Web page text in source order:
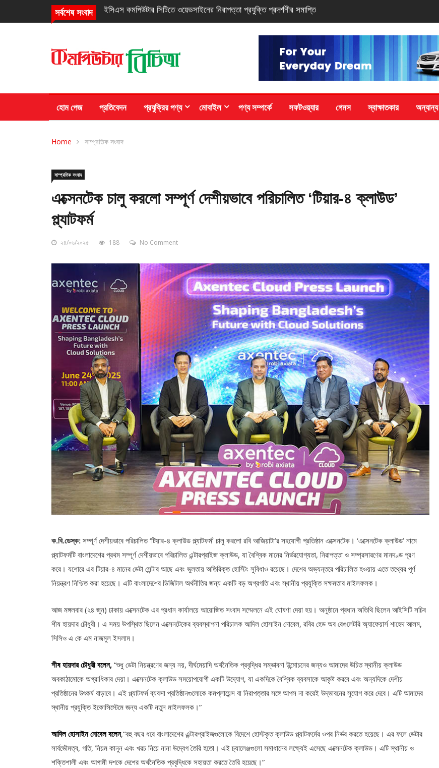
সর্বশেষ সংবাদ নিরবচ্ছিন্ন পাওয়ার নিশ্চিতে রিয়েলমির নতুন সি-সিরিজ স্মার্টফোন
হোম পেজ প্রতিবেদন প্রযুক্রির পণ্য মোবাইল পণ্য সম্পর্কে সফটওয়্যার গেমস স্বাক্ষাতকার অন্যান্য
Home সাম্প্রতিক সংবাদ
সাম্প্রতিক সংবাদ
এক্সেনটেক চালু করলো সম্পূর্ণ দেশীয়ভাবে পরিচালিত ‘টিয়ার-৪ ক্লাউড’
প্ল্যাটফর্ম
২৪/০৬/২০২৫ 188 No Comment
ক.বি.ডেস্ক: সম্পূর্ণ দেশীয়ভাবে পরিচালিত ‘টিয়ার-৪ ক্লাউড প্ল্যাটফর্ম’ চালু করলো রবি আজিয়াটা’র সহযোগী প্রতিষ্ঠান এক্সেনটেক। ‘এক্সেনটেক ক্লাউড’ নামে
প্ল্যাটফর্মটি বাংলাদেশের প্রথম সম্পূর্ণ দেশীয়ভাবে পরিচালিত এন্টারপ্রাইজ ক্লাউড, যা বৈশ্বিক মানের নির্ভরযোগ্যতা, নিরাপত্তা ও সম্প্রসারণের মানদণ্ড পূরণ
করে। যশোরে এর টিয়ার-৪ মানের ডেটা সেন্টার আছে এবং ভুলতায় অতিরিক্ত হোস্টিং সুবিধাও রয়েছে। দেশের অভ্যন্তরে পরিচালিত হওয়ায় এতে তথ্যের পূর্ণ
নিয়ন্ত্রণ নিশ্চিত করা হয়েছে। এটি বাংলাদেশের ডিজিটাল অর্থনীতির জন্য একটি বড় অগ্রগতি এবং স্থানীয় প্রযুক্তি সক্ষমতার মাইলফলক।
আজ মঙ্গলবার (২৪ জুন) ঢাকায় এক্সেনটেক এর প্রধান কার্যালয়ে আয়োজিত সংবাদ সম্মেলনে এই ঘোষণা দেয়া হয়। অনুষ্ঠানে প্রধান অতিথি ছিলেন আইসিটি সচিব
শীষ হায়দার চৌধুরী। এ সময় উপস্থিত ছিলেন এক্সেনটেকের ব্যবস্থাপনা পরিচালক আদিল হোসাইন নোবেল, রবির হেড অব রেগুলেটরি অ্যাফেয়ার্স শাহেদ আলম,
সিসিও এ কে এম নাজমুল ইসলাম।
শীষ হায়দার চৌধুরী বলেন, “শুধু ডেটা নিয়ন্ত্রণের জন্য নয়, দীর্ঘমেয়াদি অর্থনৈতিক প্রবৃদ্ধির সম্ভাবনা উন্মোচনের জন্যও আমাদের উচিত স্থানীয় ক্লাউড
অবকাঠামোকে অগ্রাধিকার দেয়া। এক্সেনটেক ক্লাউড সময়োপযোগী একটি উদ্যোগ, যা একদিকে বৈশ্বিক ব্যবসাকে আকৃষ্ট করবে এবং অন্যদিকে দেশীয়
প্রতিষ্ঠানের উৎকর্ষ বাড়াবে। এই প্ল্যাটফর্ম ব্যবসা প্রতিষ্ঠানগুলোকে কমপ্লায়েন্স বা নিরাপত্তার সঙ্গে আপস না করেই উদ্ভাবনের সুযোগ করে দেবে। এটি আমাদের
স্থানীয় প্রযুক্তি ইকোসিস্টেমে জন্য একটি নতুন মাইলফলক।”
আদিল হোসাইন নোবেল বলেন,“বহু বছর ধরে বাংলাদেশের এন্টারপ্রাইজগুলোকে বিদেশে হোস্টকৃত ক্লাউড প্ল্যাটফর্মের ওপর নির্ভর করতে হয়েছে। এর ফলে ডেটার
সার্বভৌমত্ব, গতি, নিয়ম কানুন এবং খরচ নিয়ে নানা উদ্বেগ তৈরি হতো। এই চ্যালেঞ্জগুলো সমাধানের লক্ষ্যেই এসেছে এক্সেনটেক ক্লাউড। এটি স্থানীয় ও
শক্তিশালী এবং আগামী দশকে দেশের অর্থনৈতিক প্রবৃদ্ধিকে সহায়তা করতে তৈরি হয়েছে।”